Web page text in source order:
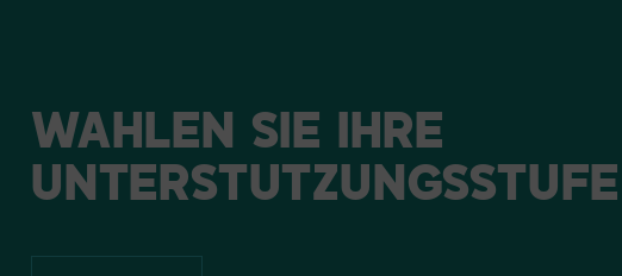
WÄHLEN SIE IHRE
UNTERSTÜTZUNGSSTUFE